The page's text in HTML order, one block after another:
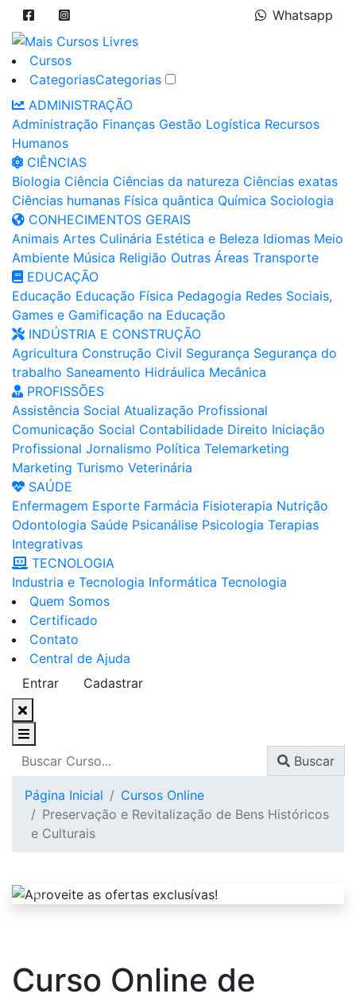
Whatsapp
Cursos
CategoriasCategorias
ADMINISTRAÇÃO
Administração Finanças Gestão Logística Recursos
Humanos
CIÊNCIAS
Biologia Ciência Ciências da natureza Ciências exatas
Ciências humanas Física quântica Química Sociologia
CONHECIMENTOS GERAIS
Animais Artes Culinária Estética e Beleza Idiomas Meio
Ambiente Música Religião Outras Áreas Transporte
EDUCAÇÃO
Educação Educação Física Pedagogia Redes Sociais,
Games e Gamificação na Educação
INDÚSTRIA E CONSTRUÇÃO
Agricultura Construção Civil Segurança Segurança do
trabalho Saneamento Hidráulica Mecânica
PROFISSÕES
Assistência Social Atualização Profissional
Comunicação Social Contabilidade Direito Iniciação
Profissional Jornalismo Política Telemarketing
Marketing Turismo Veterinária
SAÚDE
Enfermagem Esporte Farmácia Fisioterapia Nutrição
Odontologia Saúde Psicanálise Psicologia Terapias
Integrativas
TECNOLOGIA
Industria e Tecnologia Informática Tecnologia
Quem Somos
Certificado
Contato
Central de Ajuda
Entrar
Cadastrar
Buscar
Página Inicial
Cursos Online
Preservação e Revitalização de Bens Históricos
e Culturais
Curso Online de